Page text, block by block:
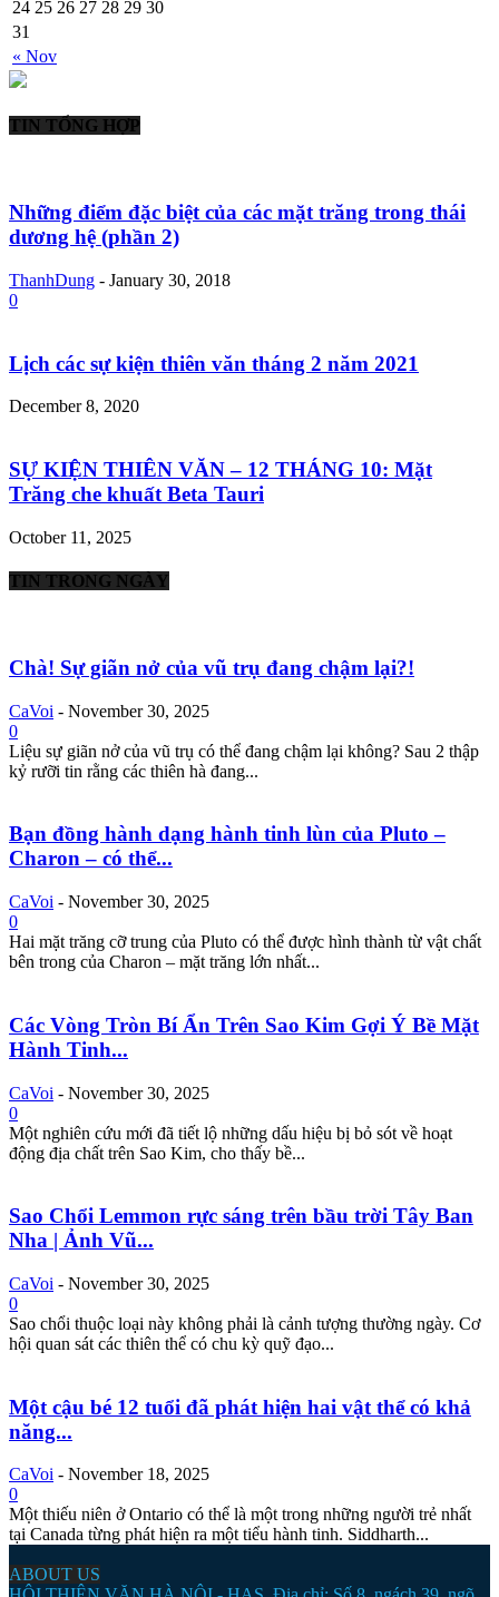
« Nov
24 25 26 27 28 29 30
31
TIN TỔNG HỢP
Những điểm đặc biệt của các mặt trăng trong thái
dương hệ (phần 2)
ThanhDung - January 30, 2018
0
Lịch các sự kiện thiên văn tháng 2 năm 2021
December 8, 2020
SỰ KIỆN THIÊN VĂN – 12 THÁNG 10: Mặt
Trăng che khuất Beta Tauri
October 11, 2025
TIN TRONG NGÀY
Chà! Sự giãn nở của vũ trụ đang chậm lại?!
CaVoi - November 30, 2025
0
Liệu sự giãn nở của vũ trụ có thể đang chậm lại không? Sau 2 thập
kỷ rưỡi tin rằng các thiên hà đang...
Bạn đồng hành dạng hành tinh lùn của Pluto –
Charon – có thể...
CaVoi - November 30, 2025
0
Hai mặt trăng cỡ trung của Pluto có thể được hình thành từ vật chất
bên trong của Charon – mặt trăng lớn nhất...
Các Vòng Tròn Bí Ẩn Trên Sao Kim Gợi Ý Bề Mặt
Hành Tinh...
CaVoi - November 30, 2025
0
Một nghiên cứu mới đã tiết lộ những dấu hiệu bị bỏ sót về hoạt
động địa chất trên Sao Kim, cho thấy bề...
Sao Chổi Lemmon rực sáng trên bầu trời Tây Ban
Nha | Ảnh Vũ...
CaVoi - November 30, 2025
0
Sao chổi thuộc loại này không phải là cảnh tượng thường ngày. Cơ
hội quan sát các thiên thể có chu kỳ quỹ đạo...
Một cậu bé 12 tuổi đã phát hiện hai vật thể có khả
năng...
CaVoi - November 18, 2025
0
Một thiếu niên ở Ontario có thể là một trong những người trẻ nhất
tại Canada từng phát hiện ra một tiểu hành tinh. Siddharth...
ABOUT US